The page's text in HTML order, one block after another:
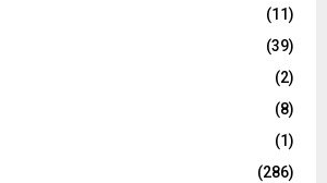
(11)
(39)
(2)
(8)
(1)
(286)